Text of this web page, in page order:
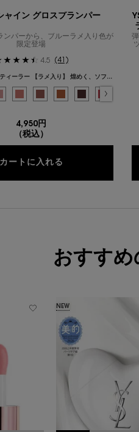
ャイン グロスプランパー
ンパーから、ブルーラメ入り色が
限定登場
4.5 (41)
1 - サンダー スティーラー 【ラメ入り】 煌めく、ソフトなラベンダーシェード
{1} の場合
エール - フレンチモードなミルキーピ
ダスト 【ラメ入り】 澄んだ輝きを放
ダー スティーラー 【ラメ入り】 煌めく
2 - ラッキー ムーンストーン 【パール入
3 - メロウ マロウ - ふんわりと包み
4 - ハニー ピュア ラブ - セ
5 - カリフォルニア サ
選択済み
6 - エスプレッ
選択済み
7 - ストロ
4,950円
（税込）
カートに入れる YSL ラブシャイ
おすすめ
NEW